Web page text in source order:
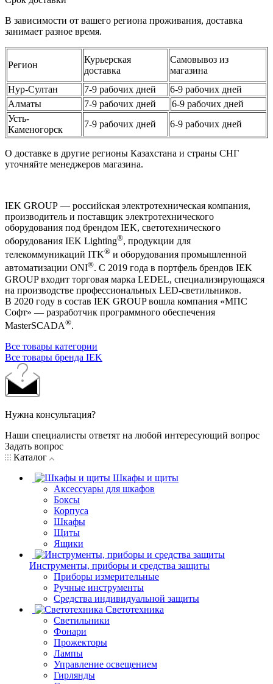
В зависимости от вашего региона проживания, доставка
занимает разное время.
Регион
Курьерская
доставка
Самовывоз из
магазина
Нур-Султан
7-9 рабочих дней
6-9 рабочих дней
Алматы
7-9 рабочих дней
6-9 рабочих дней
Усть-
Каменогорск
7-9 рабочих дней 6-9 рабочих дней
О доставке в другие регионы Казахстана и страны СНГ
уточняйте менеджеров магазина.
IEK GROUP — российская электротехническая компания,
производитель и поставщик электротехнического
оборудования под брендом IEK, светотехнического
оборудования IEK Lighting®, продукции для
телекоммуникаций ITK® и оборудования промышленной
автоматизации ONI®. С 2019 года в портфель брендов IEK
GROUP входит торговая марка LEDEL, специализирующаяся
на производстве профессиональных LED-светильников.
В 2020 году в состав IEK GROUP вошла компания «МПС
Софт» — разработчик программного обеспечения
MasterSCADA®.
Все товары категории
Все товары бренда IEK
Нужна консультация?
Наши специалисты ответят на любой интересующий вопрос
Задать вопрос
Каталог
Шкафы и щиты
Аксессуары для шкафов
Боксы
Корпуса
Шкафы
Щиты
Ящики
Инструменты, приборы и средства защиты
Приборы измерительные
Ручные инструменты
Средства индивидуальной защиты
Светотехника
Светильники
Фонари
Прожекторы
Лампы
Управление освещением
Гирлянды